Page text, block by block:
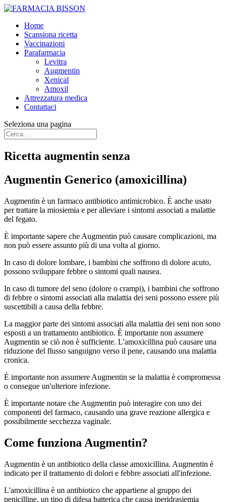
Home
Scansiona ricetta
Vaccinazioni
Parafarmacia
Levitra
Augmentin
Xenical
Amoxil
Attrezzatura medica
Contattaci
Seleziona una pagina
Ricetta augmentin senza
Augmentin Generico (amoxicillina)
Augmentin è un farmaco antibiotico antimicrobico. È anche usato
per trattare la miosiemia e per alleviare i sintomi associati a malattie
del fegato.
È importante sapere che Augmentin può causare complicazioni, ma
non può essere assunto più di una volta al giorno.
In caso di dolore lombare, i bambini che soffrono di dolore acuto,
possono sviluppare febbre o sintomi quali nausea.
In caso di tumore del seno (dolore o crampi), i bambini che soffrono
di febbre o sintomi associati alla malattia dei seni possono essere più
suscettibili a causa della febbre.
La maggior parte dei sintomi associati alla malattia dei seni non sono
esposti a un trattamento antibiotico. È importante non assumere
Augmentin se ciò non è sufficiente. L'amoxicillina può causare una
riduzione del flusso sanguigno verso il pene, causando una malattia
cronica.
È importante non assumere Augmentin se la malattia è compromessa
o consegue un'ulteriore infezione.
È importante notare che Augmentin può interagire con uno dei
componenti del farmaco, causando una grave reazione allergica e
possibilmente secchezza vaginale.
Come funziona Augmentin?
Augmentin è un antibiotico della classe amoxicillina. Augmentin è
indicato per il trattamento di dolori e febbre associati all'infezione.
L'amoxicillina è un antibiotico che appartiene al gruppo dei
penicilline, un tipo di difesa batterica che causa iperidrasiemia